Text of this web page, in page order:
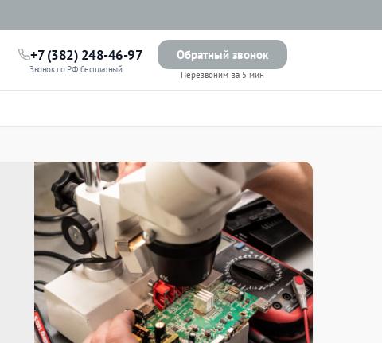
+7 (382) 248-46-97
Звонок по РФ бесплатный
Обратный звонок
Перезвоним за 5 мин